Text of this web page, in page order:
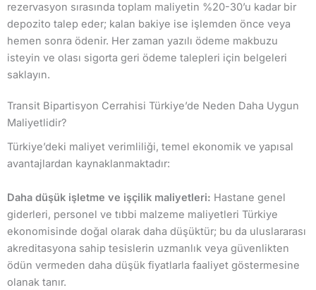
rezervasyon sırasında toplam maliyetin %20-30’u kadar bir
depozito talep eder; kalan bakiye ise işlemden önce veya
hemen sonra ödenir. Her zaman yazılı ödeme makbuzu
isteyin ve olası sigorta geri ödeme talepleri için belgeleri
saklayın.
Transit Bipartisyon Cerrahisi Türkiye’de Neden Daha Uygun
Maliyetlidir?
Türkiye’deki maliyet verimliliği, temel ekonomik ve yapısal
avantajlardan kaynaklanmaktadır:
Daha düşük işletme ve işçilik maliyetleri: Hastane genel
giderleri, personel ve tıbbi malzeme maliyetleri Türkiye
ekonomisinde doğal olarak daha düşüktür; bu da uluslararası
akreditasyona sahip tesislerin uzmanlık veya güvenlikten
ödün vermeden daha düşük fiyatlarla faaliyet göstermesine
olanak tanır.